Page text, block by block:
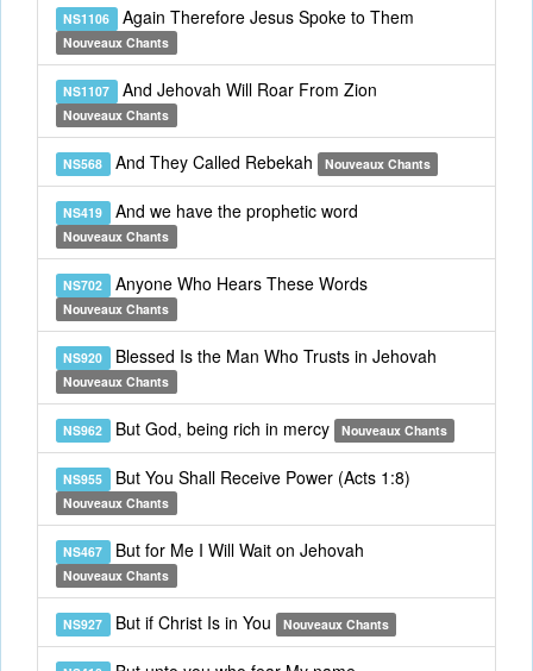
NS1106 Again Therefore Jesus Spoke to Them
Nouveaux Chants
NS1107 And Jehovah Will Roar From Zion
Nouveaux Chants
NS568 And They Called Rebekah Nouveaux Chants
NS419 And we have the prophetic word
Nouveaux Chants
NS702 Anyone Who Hears These Words
Nouveaux Chants
NS920 Blessed Is the Man Who Trusts in Jehovah
Nouveaux Chants
NS962 But God, being rich in mercy Nouveaux Chants
NS955 But You Shall Receive Power (Acts 1:8)
Nouveaux Chants
NS467 But for Me I Will Wait on Jehovah
Nouveaux Chants
NS927 But if Christ Is in You Nouveaux Chants